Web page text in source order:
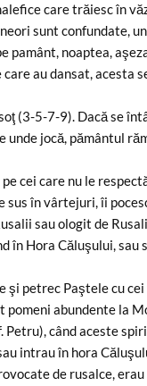
care trăiesc în
sunt confundate,
pamânt, noaptea,
au dansat,
(3-5-7-9). Dacă se
unde jocă, pământul
cei care nu le
sus în vârtejuri, îi
sau ologit de
în Hora Căluşului,
şi petrec Paştele cu
abundente la
Petru), când aceste
intrau în hora
de rusalce,